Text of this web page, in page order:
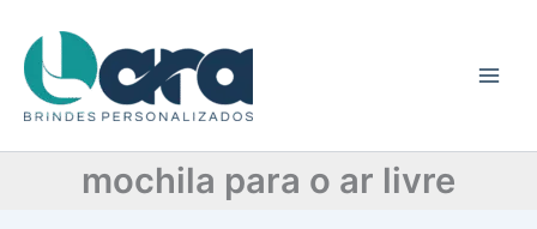
para
conteúdo
mochila para o ar livre
t
e
r